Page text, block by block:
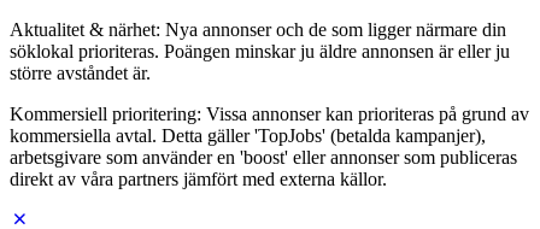
Aktualitet & närhet: Nya annonser och de som ligger närmare din
söklokal prioriteras. Poängen minskar ju äldre annonsen är eller ju
större avståndet är.
Kommersiell prioritering: Vissa annonser kan prioriteras på grund av
kommersiella avtal. Detta gäller 'TopJobs' (betalda kampanjer),
arbetsgivare som använder en 'boost' eller annonser som publiceras
direkt av våra partners jämfört med externa källor.